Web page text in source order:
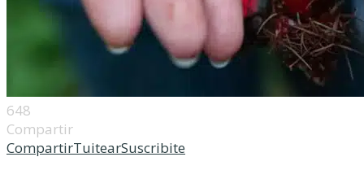
648
Compartir
CompartirTuitearSuscribite